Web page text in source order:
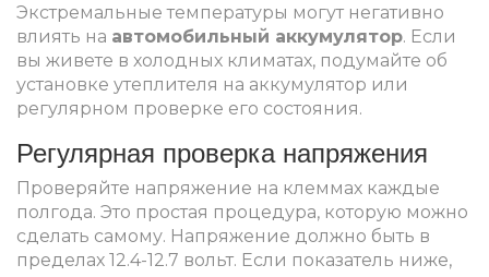
Экстремальные температуры могут негативно
влиять на автомобильный аккумулятор. Если
вы живете в холодных климатах, подумайте об
установке утеплителя на аккумулятор или
регулярном проверке его состояния.
Регулярная проверка напряжения
Проверяйте напряжение на клеммах каждые
полгода. Это простая процедура, которую можно
сделать самому. Напряжение должно быть в
пределах 12.4-12.7 вольт. Если показатель ниже,